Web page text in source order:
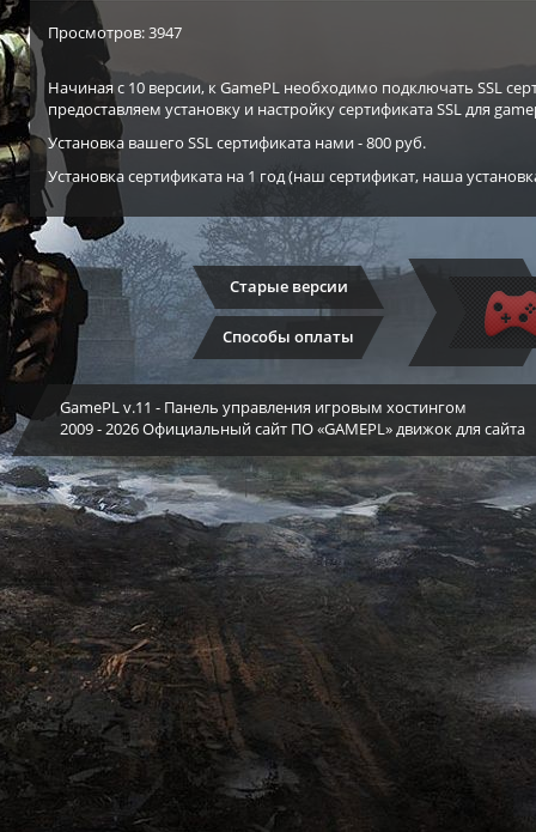
Просмотров: 3947
Начиная с 10 версии, к GamePL необходимо подключать SSL
предоставляем установку и настройку сертификата SSL для
Установка вашего SSL сертификата нами - 800 руб.
Установка сертификата на 1 год (наш сертификат, наша
Старые версии
Способы оплаты
GamePL v.11 - Панель управления игровым хостингом
2009 - 2026 Официальный сайт ПО «GAMEPL» движок для сайта